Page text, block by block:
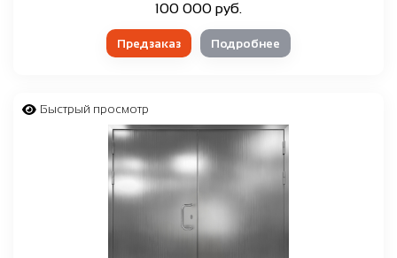
100 000 руб.
Предзаказ Подробнее
Быстрый просмотр